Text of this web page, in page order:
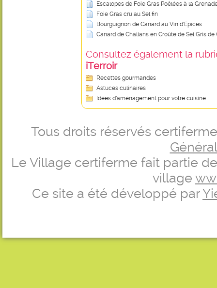
Escalopes de Foie Gras Poêlées à la
Foie Gras cru au Sel fin
Bourguignon de Canard au Vin d'Épices
Canard de Challans en Croûte de Sel Gris de
Consultez également la
iTerroir
Recettes gourmandes
Astuces culinaires
Idées d’aménagement pour votre cuisine
Tous droits réservés
Le Village certiferme fait partie
village
Ce site a été développé par